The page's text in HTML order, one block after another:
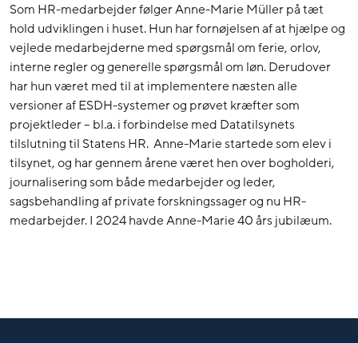
Som HR-medarbejder følger Anne-Marie Müller på tæt
hold udviklingen i huset. Hun har fornøjelsen af at hjælpe og
vejlede medarbejderne med spørgsmål om ferie, orlov,
interne regler og generelle spørgsmål om løn. Derudover
har hun været med til at implementere næsten alle
versioner af ESDH-systemer og prøvet kræfter som
projektleder – bl.a. i forbindelse med Datatilsynets
tilslutning til Statens HR. Anne-Marie startede som elev i
tilsynet, og har gennem årene været hen over bogholderi,
journalisering som både medarbejder og leder,
sagsbehandling af private forskningssager og nu HR-
medarbejder. I 2024 havde Anne-Marie 40 års jubilæum.